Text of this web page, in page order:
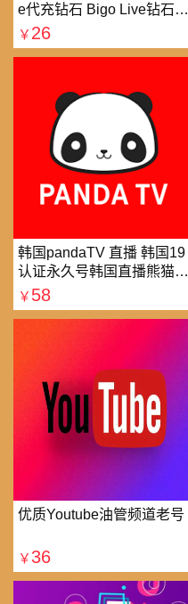
e代充钻石 Bigo Live钻石充
值直播礼物钻石代充
￥ 26
韩国pandaTV 直播 韩国19
认证永久号韩国直播熊猫tv
可改密 一人一号
￥ 58
优质Youtube油管频道老号
￥ 36